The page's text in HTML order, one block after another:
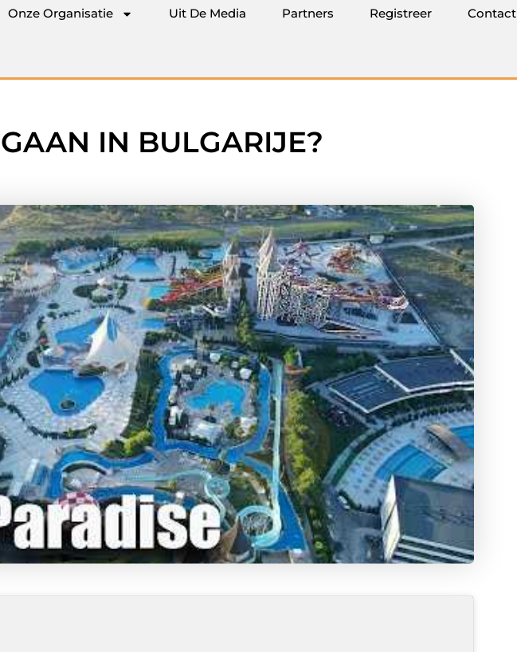
Onze Organisatie Uit De Media Partners Registreer Contact
IN BULGARIJE?